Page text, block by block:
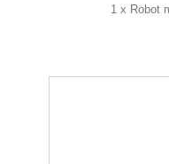
1 x Robot